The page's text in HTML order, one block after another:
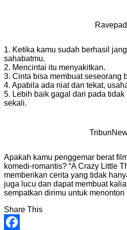
Ravepad
1. Ketika kamu sudah berhasil
sahabatmu.
2. Mencintai itu menyakitkan.
3. Cinta bisa membuat seseorang
4. Apabila ada niat dan tekat,
5. Lebih baik gagal dari pada
sekali.
Apakah kamu penggemar berat
komedi-romantis? “A Crazy Little
memberikan cerita yang tidak
juga lucu dan dapat membuat
sempatkan dirimu untuk menonton
Share This